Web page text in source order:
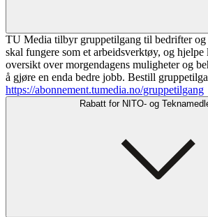
TU Media tilbyr gruppetilgang til bedrifter og
skal fungere som et arbeidsverktøy, og hjelpe
oversikt over morgendagens muligheter og
å gjøre en enda bedre jobb. Bestill
https://abonnement.tumedia.no/gruppetilgang
Rabatt for NITO- og